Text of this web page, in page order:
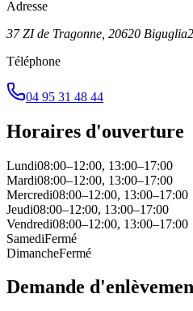
Adresse
37 ZI de Tragonne, 20620 Biguglia
Téléphone
04 95 31 48 44
Horaires d'ouverture
Lundi08:00–12:00, 13:00–17:00
Mardi08:00–12:00, 13:00–17:00
Mercredi08:00–12:00, 13:00–17:00
Jeudi08:00–12:00, 13:00–17:00
Vendredi08:00–12:00, 13:00–17:00
SamediFermé
DimancheFermé
Demande